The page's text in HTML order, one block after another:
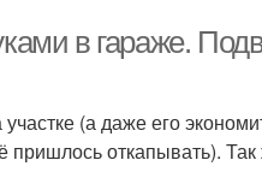
в гараже.
(а даже его
откапывать).